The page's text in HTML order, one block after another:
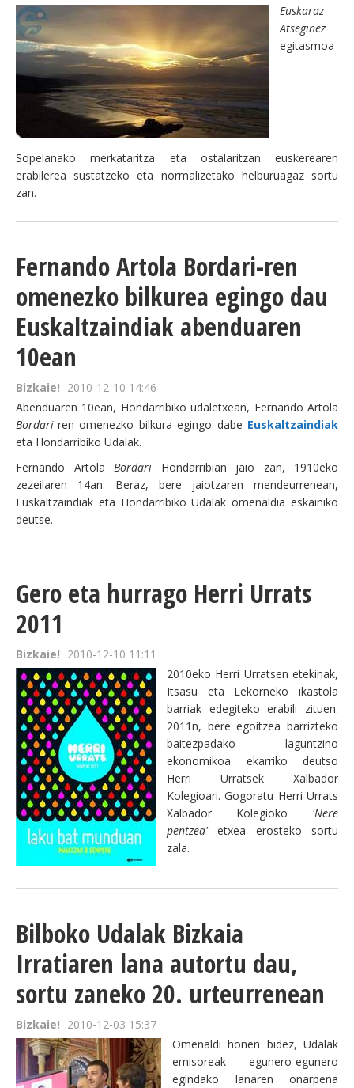
Euskaraz
Atseginez
egitasmoa
Sopelanako merkataritza eta ostalaritzan euskerearen
erabilerea sustatzeko eta normalizetako helburuagaz sortu
zan.
Fernando Artola Bordari-ren
omenezko bilkurea egingo dau
Euskaltzaindiak abenduaren
10ean
Bizkaie! 2010-12-10 14:46
Abenduaren 10ean, Hondarribiko udaletxean, Fernando Artola
Bordari-ren omenezko bilkura egingo dabe Euskaltzaindiak
eta Hondarribiko Udalak.
Fernando Artola Bordari Hondarribian jaio zan, 1910eko
zezeilaren 14an. Beraz, bere jaiotzaren mendeurrenean,
Euskaltzaindiak eta Hondarribiko Udalak omenaldia eskainiko
deutse.
Gero eta hurrago Herri Urrats
2011
Bizkaie! 2010-12-10 11:11
2010eko Herri Urratsen etekinak,
Itsasu eta Lekorneko ikastola
barriak edegiteko erabili zituen.
2011n, bere egoitzea barrizteko
baitezpadako laguntzino
ekonomikoa ekarriko deutso
Herri Urratsek Xalbador
Kolegioari. Gogoratu Herri Urrats
Xalbador Kolegioko 'Nere
pentzea'etxea erosteko sortu
zala.
Bilboko Udalak Bizkaia
Irratiaren lana autortu dau,
sortu zaneko 20. urteurrenean
Bizkaie! 2010-12-03 15:37
Omenaldi honen bidez, Udalak
emisoreak egunero-egunero
egindako lanaren onarpena